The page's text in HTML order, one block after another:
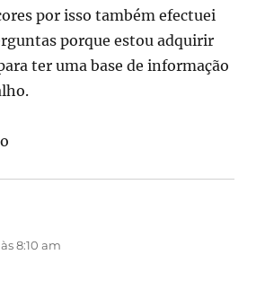
por isso também efectuei
porque estou adquirir
ter uma base de informação
8:10 am